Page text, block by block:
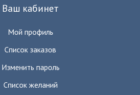
Ваш кабинет
Мой профиль
Список заказов
Изменить пароль
Список желаний